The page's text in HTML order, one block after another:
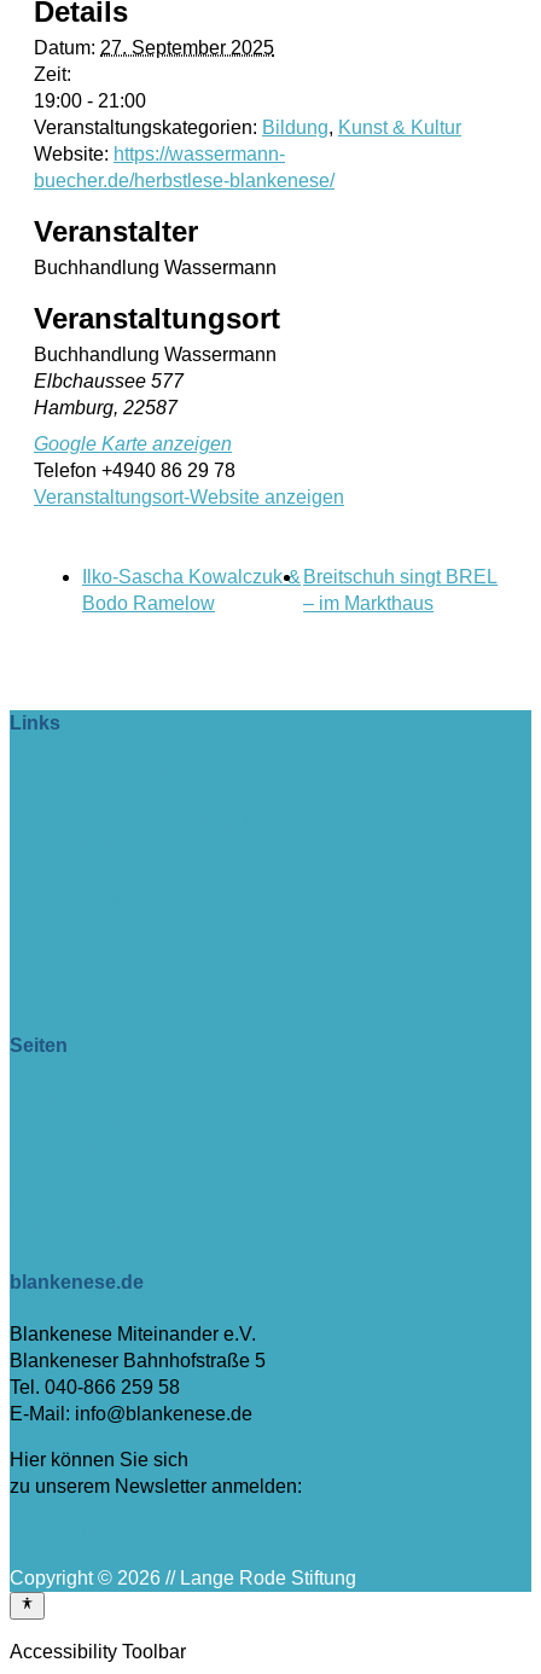
Details
Datum: 27. September 2025
Zeit:
19:00 - 21:00
Veranstaltungskategorien: Bildung, Kunst & Kultur
Website: https://wassermann-
buecher.de/herbstlese-blankenese/
Veranstaltungsort
Buchhandlung Wassermann
Elbchaussee 577
Hamburg, 22587
Google Karte anzeigen
Telefon +4940 86 29 78
Veranstaltungsort-Website anzeigen
Veranstalter
Buchhandlung Wassermann
Ilko-Sascha Kowalczuk &
Bodo Ramelow
Breitschuh singt BREL
– im Markthaus
Links
Seiten
blankenese.de
Blankenese Miteinander e.V.
Blankeneser Bahnhofstraße 5
Tel. 040-866 259 58
E-Mail: info@blankenese.de
Hier können Sie sich
zu unserem Newsletter anmelden:
Copyright © 2026 // Lange Rode Stiftung
Accessibility Toolbar